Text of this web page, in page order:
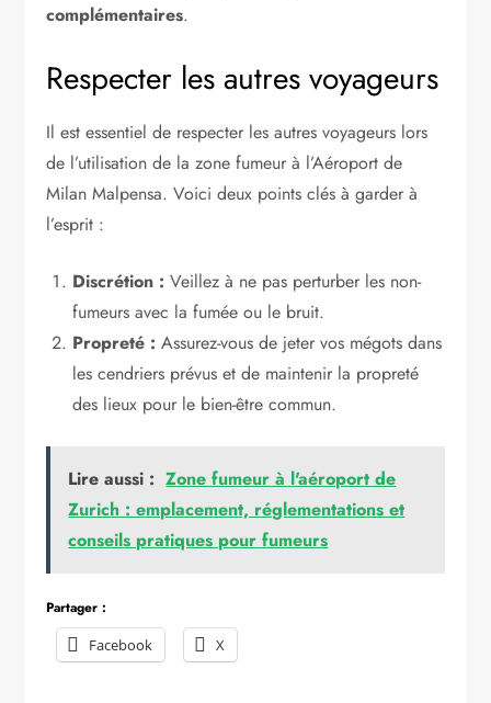
complémentaires.
Respecter les autres voyageurs
Il est essentiel de respecter les autres voyageurs lors
de l’utilisation de la zone fumeur à l’Aéroport de
Milan Malpensa. Voici deux points clés à garder à
l’esprit :
Discrétion : Veillez à ne pas perturber les non-
fumeurs avec la fumée ou le bruit.
Propreté : Assurez-vous de jeter vos mégots dans
les cendriers prévus et de maintenir la propreté
des lieux pour le bien-être commun.
Lire aussi : Zone fumeur à l'aéroport de
Zurich : emplacement, réglementations et
conseils pratiques pour fumeurs
Partager :
Facebook
X